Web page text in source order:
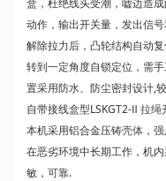
技术指标
接点容量：AC380V 3A
绝缘电压：AC1000V历时
使用寿命：10万次
盒，杜绝线头受潮，嘘边造
动作，输出开关量，发出信
解除拉力后，凸轮结构自动
转到一定角度自锁定位，需
置采用防水、防尘密封设计,
自带接线盒型LSKGT2-Ⅱ 拉绳
本机采用铝合金压铸壳体 ，
在恶劣环境中长期工作，机
敏，可靠.